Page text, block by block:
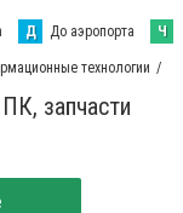
Д До аэропорта Ч
технологии
запчасти